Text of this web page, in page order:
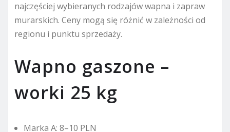
najczęściej wybieranych rodzajów wapna i zapraw
murarskich. Ceny mogą się różnić w zależności od
regionu i punktu sprzedaży.
Wapno gaszone –
worki 25 kg
Marka A: 8–10 PLN